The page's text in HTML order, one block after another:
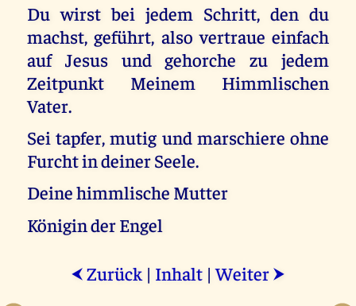
Du wirst bei jedem Schritt, den du
machst, geführt, also vertraue einfach
auf Jesus und gehorche zu jedem
Zeitpunkt Meinem Himmlischen
Vater.
Sei tapfer, mutig und marschiere ohne
Furcht in deiner Seele.
Deine himmlische Mutter
Königin der Engel
⮜ Zurück | Inhalt |Weiter ⮞